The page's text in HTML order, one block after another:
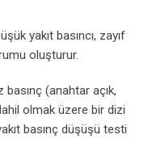
yakıt basıncı, zayıf
oluşturur.
(anahtar açık,
olmak üzere bir dizi
basınç düşüşü testi